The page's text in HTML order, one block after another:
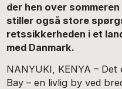
der hen over
stiller også store
retssikkerheden i et
med Danmark.
NANYUKI, KENYA –
Bay – en livlig by ved